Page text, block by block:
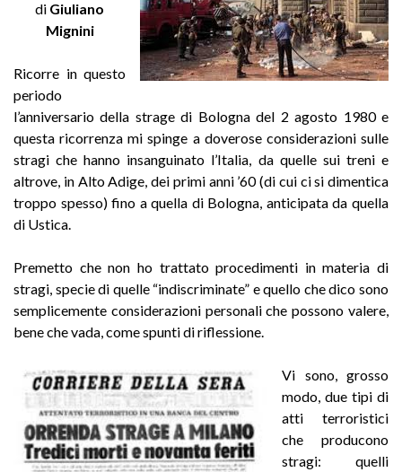
di Giuliano
Mignini
Ricorre in questo
periodo
l’anniversario della strage di Bologna del 2 agosto 1980 e
questa ricorrenza mi spinge a doverose considerazioni sulle
stragi che hanno insanguinato l’Italia, da quelle sui treni e
altrove, in Alto Adige, dei primi anni ’60 (di cui ci si dimentica
troppo spesso) fino a quella di Bologna, anticipata da quella
di Ustica.
Premetto che non ho trattato procedimenti in materia di
stragi, specie di quelle “indiscriminate” e quello che dico sono
semplicemente considerazioni personali che possono valere,
bene che vada, come spunti di riflessione.
Vi sono, grosso
modo, due tipi di
atti terroristici
che producono
stragi: quelli